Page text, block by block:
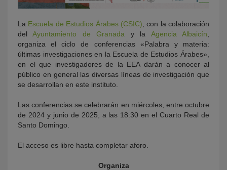
La Escuela de Estudios Árabes (CSIC) , con la colaboración
delAyuntamiento de Granada y la Agencia Albaicín
organiza el ciclo de conferencias «Palabra y materia:
últimas investigaciones en la Escuela de Estudios Árabes»,
en el que investigadores de la EEA darán a conocer al
público en general las diversas líneas de investigación que
se desarrollan en este instituto.
Las conferencias se celebrarán en miércoles, entre octubre
de 2024 y junio de 2025, a las 18:30 en el Cuarto Real de
Santo Domingo.
El acceso es libre hasta completar aforo.
Organiza